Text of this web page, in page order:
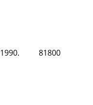
1990. 81800